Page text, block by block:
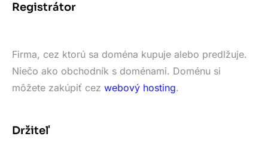
Registrátor
Firma, cez ktorú sa doména kupuje alebo predlžuje.
Niečo ako obchodník s doménami. Doménu si
môžete zakúpiť cez webový hosting.
Držiteľ